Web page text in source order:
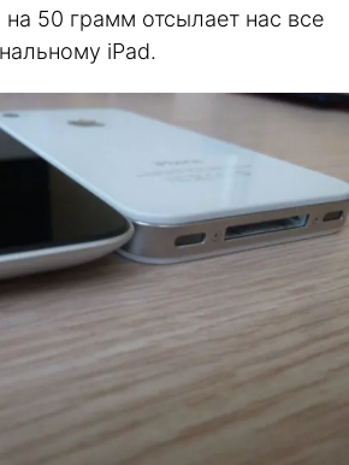
на 50 грамм отсылает нас все
iPad.